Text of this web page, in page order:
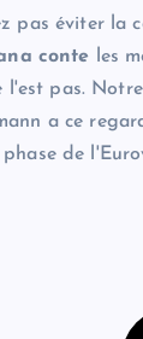
pas éviter la
conte les
l'est pas.
a ce
de